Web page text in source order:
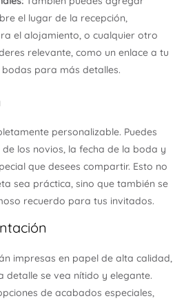
el lugar de la recepción,
el alojamiento, o cualquier otro
relevante, como un enlace a tu
para más detalles.
personalizable. Puedes
los novios, la fecha de la boda y
que desees compartir. Esto no
sea práctica, sino que también se
recuerdo para tus invitados.
impresas en papel de alta calidad,
detalle se vea nítido y elegante.
de acabados especiales,